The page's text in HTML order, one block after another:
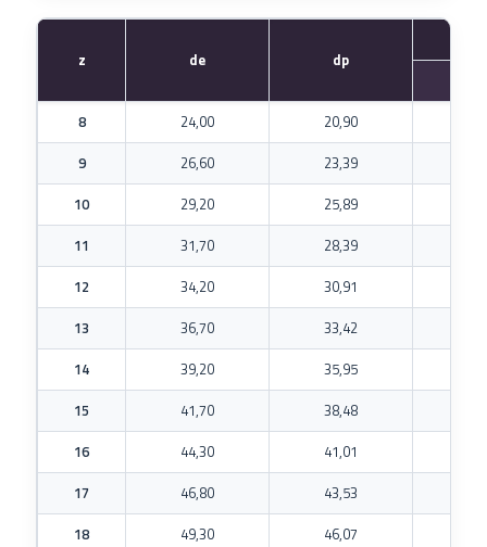
z de
dp
8
24,00 20,90
9
26,60 23,39
10
29,20 25,89
11
31,70 28,39
12
34,20 30,91
13
36,70 33,42
14
39,20 35,95
15
41,70 38,48
16
44,30 41,01
17
46,80 43,53
18
49,30 46,07